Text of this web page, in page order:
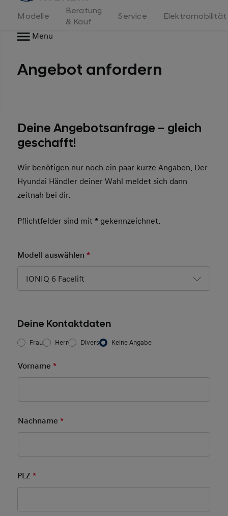
Modelle
Beratung
& Kauf
Service
Elektromobilität
Menu
Angebot anfordern
Deine Angebotsanfrage – gleich
geschafft!
Wir benötigen nur noch ein paar kurze Angaben. Der
Hyundai Händler deiner Wahl meldet sich dann
zeitnah bei dir.
Pflichtfelder sind mit* gekennzeichnet.
Modell auswählen*
IONIQ 6 Facelift
Deine Kontaktdaten
Frau/Herr *
Frau Herr Divers Keine Angabe
Vorname *Pflichtfeld
Nachname *Pflichtfeld
PLZ*